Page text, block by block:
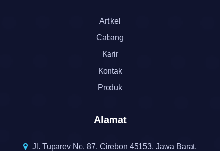
Artikel
Cabang
Karir
Kontak
Produk
Alamat
Jl. Tuparev No. 87, Cirebon 45153, Jawa Barat,